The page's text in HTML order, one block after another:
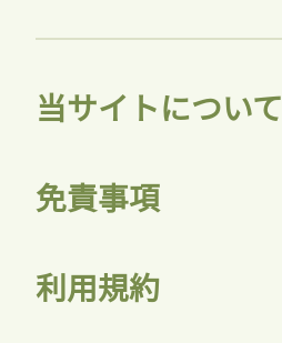
当サイトについて
免責事項
利用規約